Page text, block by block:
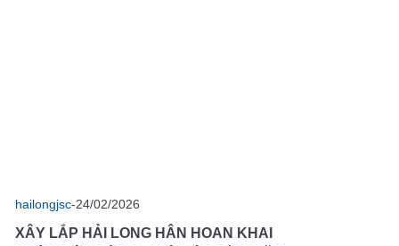
hailongjsc-24/02/2026
XÂY LẮP HẢI LONG HÂN HOAN KHAI